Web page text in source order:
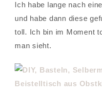
Ich habe lange nach
und habe dann diese
toll. Ich bin im Moment
man sieht.